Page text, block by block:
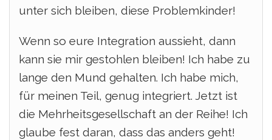
unter sich bleiben, diese Problemkinder!
Wenn so eure Integration aussieht, dann
kann sie mir gestohlen bleiben! Ich habe zu
lange den Mund gehalten. Ich habe mich,
für meinen Teil, genug integriert. Jetzt ist
die Mehrheitsgesellschaft an der Reihe! Ich
glaube fest daran, dass das anders geht!